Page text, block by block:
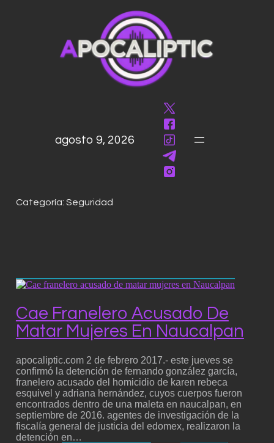
agosto 9, 2026
Categoría: Seguridad
Cae Franelero Acusado De
Matar Mujeres En Naucalpan
apocaliptic.com 2 de febrero 2017.- este jueves se
confirmó la detención de fernando gonzález garcía,
franelero acusado del homicidio de karen rebeca
esquivel y adriana hernández, cuyos cuerpos fueron
encontrados dentro de una maleta en naucalpan, en
septiembre de 2016. agentes de investigación de la
fiscalía general de justicia del edomex, realizaron la
detención en…